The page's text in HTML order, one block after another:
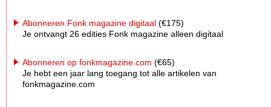
Abonneren Fonk magazine digitaal (€175)
Je ontvangt 26 edities Fonk magazine alleen digitaal
Abonneren op fonkmagazine.com (€65)
Je hebt een jaar lang toegang tot alle artikelen van
fonkmagazine.com